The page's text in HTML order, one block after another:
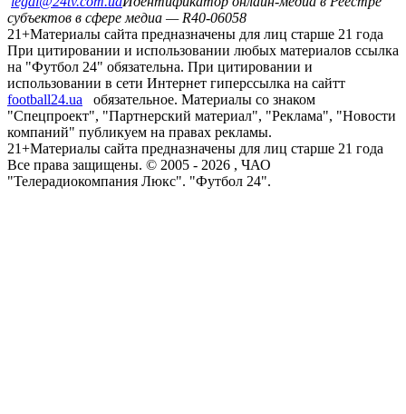
субъектов в сфере медиа — R40-06058
21+Материалы сайта предназначены для лиц старше 21 года
При цитировании и использовании любых материалов ссылка
на "Футбол 24" обязательна. При цитировании и
использовании в сети Интернет гиперссылка на сайтт
football24.ua
обязательное. Материалы со знаком
"Спецпроект", "Партнерский материал", "Реклама", "Новости
компаний" публикуем на правах рекламы.
21+Материалы сайта предназначены для лиц старше 21 года
Все права защищены. © 2005 - 2026 , ЧАО
"Телерадиокомпания Люкс". "Футбол 24".